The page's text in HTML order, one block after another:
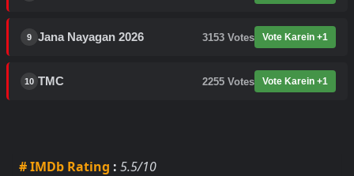
9 Jana Nayagan 2026 3153 Votes Vote Karein +1
10 TMC 2255 Votes Vote Karein +1
# IMDb Rating : 5.5/10